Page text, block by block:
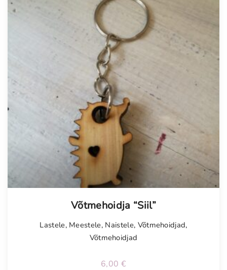
Võtmehoidja “Siil”
Lastele, Meestele, Naistele, Võtmehoidjad,
Võtmehoidjad
6,00 €